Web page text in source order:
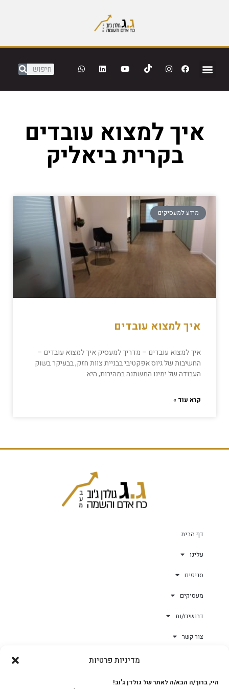
מדיניות פרטיות
היי, ברוך/ה הבא/ה לאתר של גולדן ג'וב!
איך למצוא עובדים
בקרית ביאליק
מידע למעסיקים
איך למצוא עובדים
איך למצוא עובדים – מדריך למעסיק איך למצוא עובדים –
החשיבות של גיוס אפקטיבי בבניית צוות חזק, בבעיקר בשוק
העבודה של ימינו המשתנה במהירות, היא
קרא עוד »
דף הבית
עלינו
סניפים
מעסיקים
דרושים/ות
צור קשר